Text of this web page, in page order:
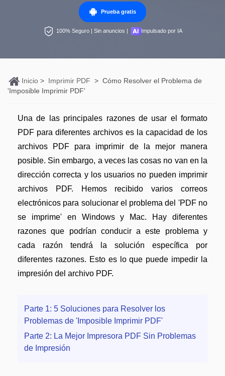
PDFelement Pro DC
PDF online
Combinar PDF
Convertir Word a PDF
Lector de IA
Más herrmientas online
Convertir PDF
Organizar PDF
Profesionales
Formulario de PDF
Firmar PDF
eSign PDF
PDF por lotes
Censurar PDF Nuevo
PDF OCR
Compartir PDF
Soluciones completas
Educación
Detectar contenido de IA
Chat IA con documentos
Todas las herramientas de IA
Organización de PDF
Softwares de PDF
Trucos de PDF
Trucos para Mac
Trucos para Windows
Trucos para móviles
Ver más
¿Por qué PDFelement?
Historias de clientes
Usar mejor PDFelement
¿Qué hay de nuevo?
Prueba gratis
100% Seguro | Sin anuncios | Impulsado por IA
Inicio > Imprimir PDF > Cómo Resolver el Problema de
'Imposible Imprimir PDF'
Una de las principales razones de usar el formato
PDF para diferentes archivos es la capacidad de los
archivos PDF para imprimir de la mejor manera
posible. Sin embargo, a veces las cosas no van en la
dirección correcta y los usuarios no pueden imprimir
archivos PDF. Hemos recibido varios correos
electrónicos para solucionar el problema del 'PDF no
se imprime' en Windows y Mac. Hay diferentes
razones que podrían conducir a este problema y
cada razón tendrá la solución específica por
diferentes razones. Esto es lo que puede impedir la
impresión del archivo PDF.
Parte 1: 5 Soluciones para Resolver los
Problemas de 'Imposible Imprimir PDF'
Parte 2: La Mejor Impresora PDF Sin Problemas
de Impresión